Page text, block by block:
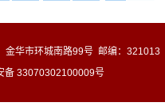
金华市环城南路99号 邮编：321013
备 33070302100009号